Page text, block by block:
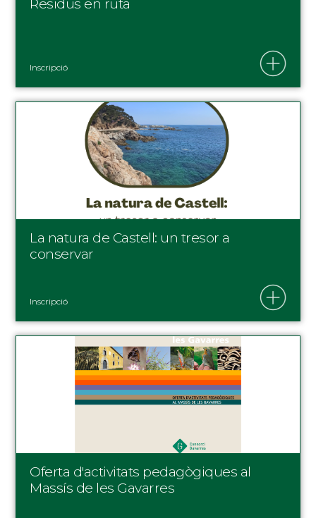
Residus en ruta
Inscripció
La natura de Castell: un tresor a
conservar
Inscripció
Oferta d'activitats pedagògiques al
Massís de les Gavarres